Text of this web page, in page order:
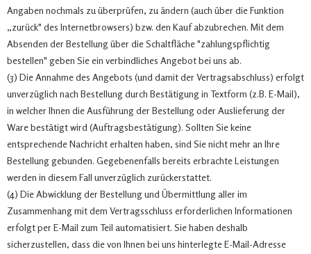
Angaben nochmals zu überprüfen, zu ändern (auch über die Funktion
„zurück" des Internetbrowsers) bzw. den Kauf abzubrechen. Mit dem
Absenden der Bestellung über die Schaltfläche "zahlungspflichtig
bestellen" geben Sie ein verbindliches Angebot bei uns ab.
(3) Die Annahme des Angebots (und damit der Vertragsabschluss) erfolgt
unverzüglich nach Bestellung durch Bestätigung in Textform (z.B. E-Mail),
in welcher Ihnen die Ausführung der Bestellung oder Auslieferung der
Ware bestätigt wird (Auftragsbestätigung). Sollten Sie keine
entsprechende Nachricht erhalten haben, sind Sie nicht mehr an Ihre
Bestellung gebunden. Gegebenenfalls bereits erbrachte Leistungen
werden in diesem Fall unverzüglich zurückerstattet.
(4) Die Abwicklung der Bestellung und Übermittlung aller im
Zusammenhang mit dem Vertragsschluss erforderlichen Informationen
erfolgt per E-Mail zum Teil automatisiert. Sie haben deshalb
sicherzustellen, dass die von Ihnen bei uns hinterlegte E-Mail-Adresse